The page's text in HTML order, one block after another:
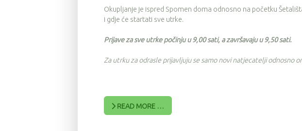
Okupljanje je ispred Spomen doma odnosno na početku
i gdje će startati sve utrke.
Prijave za sve utrke počinju u 9,00 sati, a završavaju u 9,50 sati.
Za utrku za odrasle prijavljuju se samo novi natjecatelji odnosno
READ MORE …